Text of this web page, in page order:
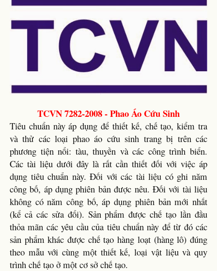
TCVN 7282-2008 - Phao Áo Cứu Sinh
Tiêu chuẩn này áp dụng để thiết kế, chế tạo, kiểm tra
và thử các loại phao áo cứu sinh trang bị trên các
phương tiện nổi: tàu, thuyền và các công trình biển.
Các tài liệu dưới đây là rất cần thiết đối với việc áp
dụng tiêu chuẩn này. Đối với các tài liệu có ghi năm
công bố, áp dụng phiên bản được nêu. Đối với tài liệu
không có năm công bố, áp dụng phiên bản mới nhất
(kể cả các sửa đổi). Sản phẩm được chế tạo lần đầu
thỏa mãn các yêu cầu của tiêu chuẩn này để từ đó các
sản phẩm khác được chế tạo hàng loạt (hàng lô) đúng
theo mẫu với cùng một thiết kế, loại vật liệu và quy
trình chế tạo ở một cơ sở chế tạo.